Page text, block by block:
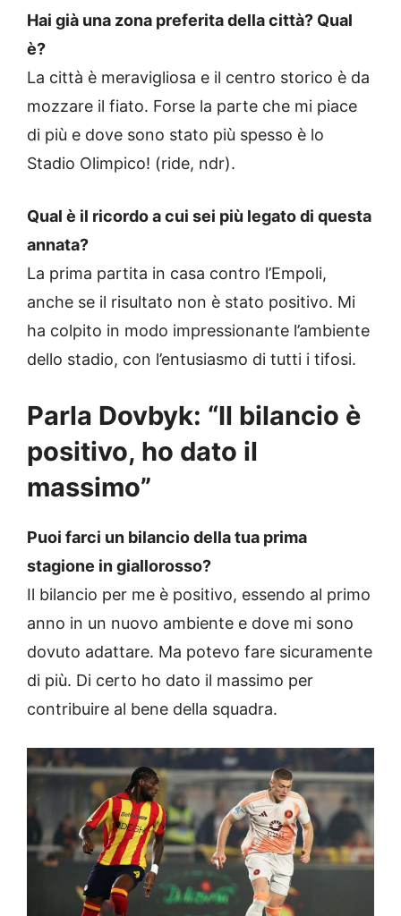
Hai già una zona preferita della città? Qual
è?
La città è meravigliosa e il centro storico è da
mozzare il fiato. Forse la parte che mi piace
di più e dove sono stato più spesso è lo
Stadio Olimpico! (ride, ndr).
Qual è il ricordo a cui sei più legato di questa
annata?
La prima partita in casa contro l’Empoli,
anche se il risultato non è stato positivo. Mi
ha colpito in modo impressionante l’ambiente
dello stadio, con l’entusiasmo di tutti i tifosi.
Parla Dovbyk: “Il bilancio è
positivo, ho dato il
massimo”
Puoi farci un bilancio della tua prima
stagione in giallorosso?
Il bilancio per me è positivo, essendo al primo
anno in un nuovo ambiente e dove mi sono
dovuto adattare. Ma potevo fare sicuramente
di più. Di certo ho dato il massimo per
contribuire al bene della squadra.